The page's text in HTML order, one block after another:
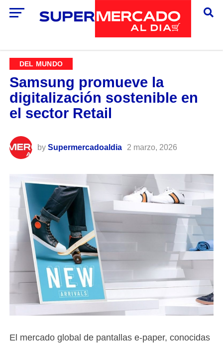
DEL MUNDO
Samsung promueve la
digitalización sostenible en
el sector Retail
by Supermercadoaldia 2 marzo, 2026
El mercado global de pantallas e-paper, conocidas